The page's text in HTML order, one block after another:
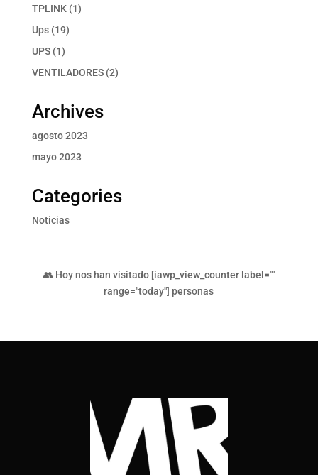
TPLINK 11
Ups 1919
UPS 11
producto
VENTILADORES 22
Archives
agosto 2023
mayo 2023
Categories
Noticias
👥 Hoy nos han visitado [iawp_view_counter label=""
range="today"] personas